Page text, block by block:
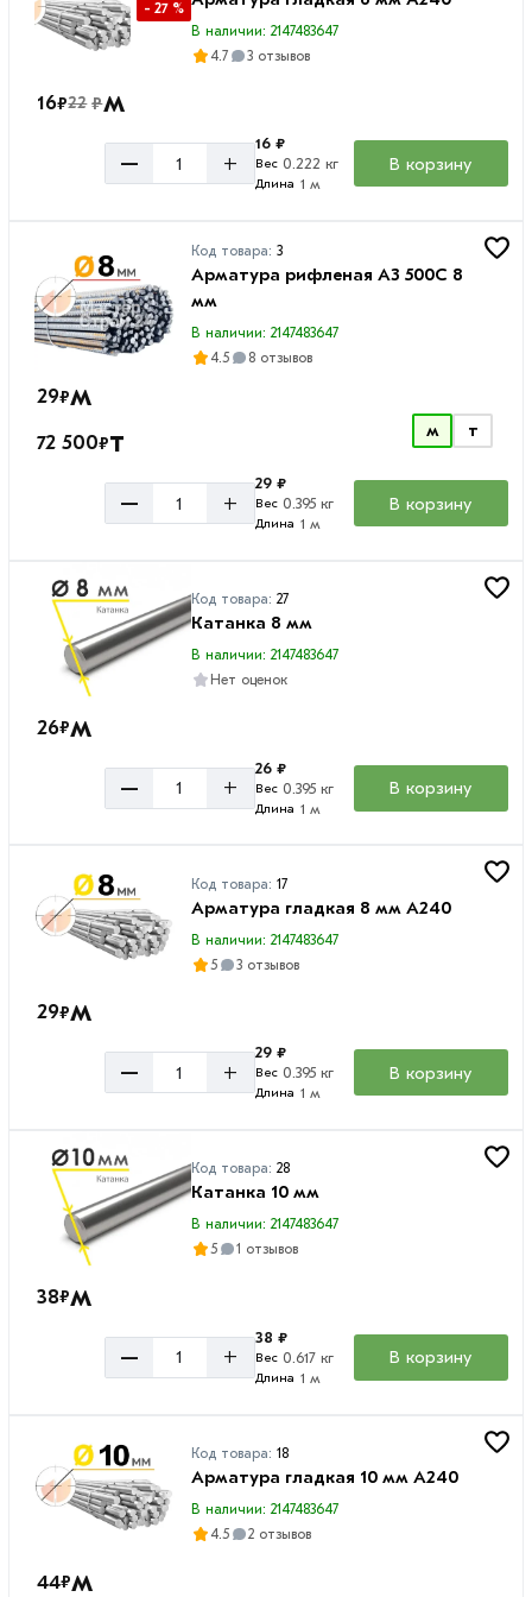
А3
А500С
А240
- 27 %
В наличии: 2147483647
4.7
3 отзывов
16₽22 ₽м
– +
16 ₽
Вес 0.222 кг
Длина 1 м
В корзину
Код товара: 3
Арматура рифленая А3 500С 8
мм
В наличии: 2147483647
4.5
8 отзывов
29₽м
72 500₽т м т
– +
29 ₽
Вес 0.395 кг
Длина 1 м
В корзину
Код товара:27
Катанка 8 мм
В наличии: 2147483647
Нет оценок
26₽м
– +
26 ₽
Вес 0.395 кг
Длина 1 м
В корзину
Код товара: 17
Арматура гладкая 8 мм A240
В наличии: 2147483647
5
3 отзывов
29₽м
– +
29 ₽
Вес 0.395 кг
Длина 1 м
В корзину
Код товара:28
Катанка 10 мм
В наличии: 2147483647
5
1 отзывов
38₽м
– +
38 ₽
Вес 0.617 кг
Длина 1 м
В корзину
Код товара: 18
Арматура гладкая 10 мм A240
В наличии: 2147483647
4.5
2 отзывов
44₽м